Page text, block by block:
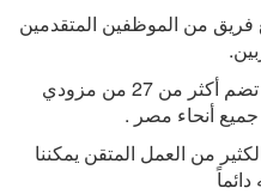
من الموظفين المتقدمين
.
بالأخص في شبكة صيانة متقنة تضم أكثر من 27 من مزودي
أنحاء مصر .
من العمل المتقن يمكننا
دائماً